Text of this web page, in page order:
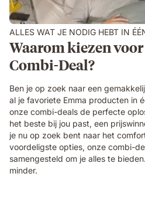
ALLES WAT JE NODIG HEBT IN
Waarom kiezen
Combi-Deal?
Ben je op zoek naar een
al je favoriete Emma producten in
onze combi-deals de perfecte
het beste bij jou past, een
je nu op zoek bent naar het
voordeligste opties, onze combi-
samengesteld om je alles te
minder.